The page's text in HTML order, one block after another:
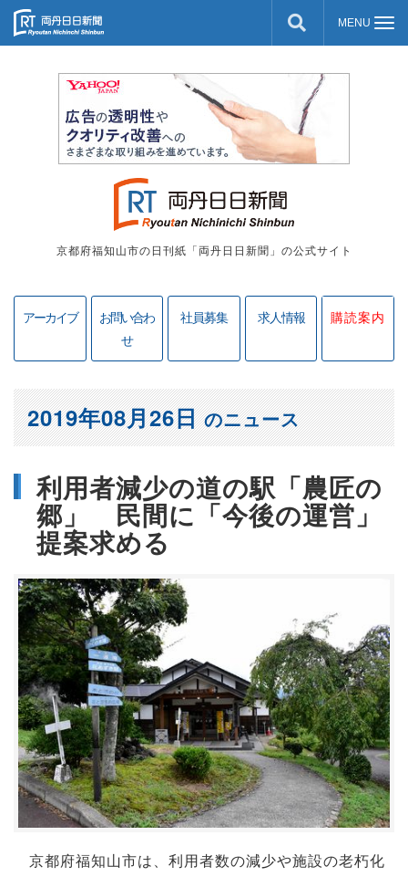
京都府福知山市の日刊紙「両丹日日新聞」の公式サイト
アーカイブ
お問い合わ
せ
社員募集 求人情報 購読案内
利用者減少の道の駅「農匠の
郷」 民間に「今後の運営」
提案求める
2019年08月26日のニュース
京都府福知山市は、利用者数の減少や施設の老朽化